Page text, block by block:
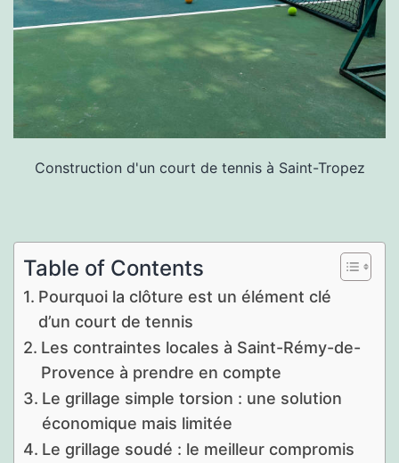
Construction d'un court de tennis à Saint-Tropez
Table of Contents
Pourquoi la clôture est un élément clé
d’un court de tennis
Les contraintes locales à Saint-Rémy-de-
Provence à prendre en compte
Le grillage simple torsion : une solution
économique mais limitée
Le grillage soudé : le meilleur compromis